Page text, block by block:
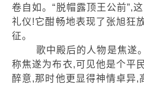
卷自如。“脱帽露顶王公前”,
礼仪!它酣畅地表现了张旭狂
征。
歌中殿后的人物是焦遂。
称焦遂为布衣,可见他是个平
醉意,那时他更显得神情卓异,